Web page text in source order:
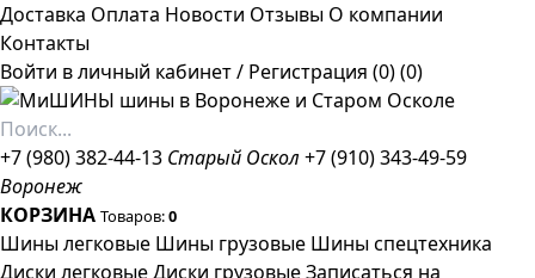
Доставка Оплата Новости Отзывы О компании
Контакты
Войти в личный кабинет/ Регистрация (0)(0)
+7 (980) 382-44-13 Старый Оскол +7 (910) 343-49-59
Воронеж
КОРЗИНА Товаров:0
Шины легковые Шины грузовые Шины спецтехника
Диски легковыеДиски грузовыеЗаписаться на